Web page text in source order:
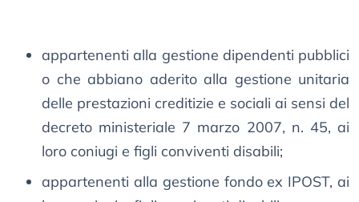
appartenenti alla gestione dipendenti pubblici
o che abbiano aderito alla gestione unitaria
delle prestazioni creditizie e sociali ai sensi del
decreto ministeriale 7 marzo 2007, n. 45, ai
loro coniugi e figli conviventi disabili;
appartenenti alla gestione fondo ex IPOST, ai